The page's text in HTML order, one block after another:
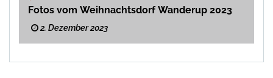
Fotos vom Weihnachtsdorf Wanderup 2023
2. Dezember 2023